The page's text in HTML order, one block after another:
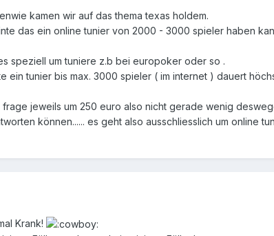
kamen wir auf das thema texas holdem.
das ein online tunier von 2000 - 3000 spieler haben
speziell um tuniere z.b bei europoker oder so .
tunier bis max. 3000 spieler ( im internet ) dauert
jeweils um 250 euro also nicht gerade wenig
können...... es geht also ausschliesslich um online
Krank!